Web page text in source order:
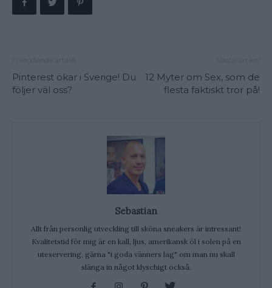
Pinterest ökar i Sverige! Du
följer väl oss?
12 Myter om Sex, som de
flesta faktiskt tror på!
Sebastian
Allt från personlig utveckling till sköna sneakers är intressant!
Kvalitetstid för mig är en kall, ljus, amerikansk öl i solen på en
uteservering, gärna "i goda vänners lag" om man nu skall
slänga in något klyschigt också.